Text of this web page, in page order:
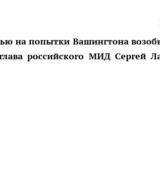
на попытки Вашингтона
российского МИД Сергей